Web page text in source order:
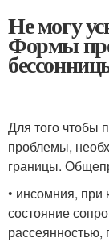
Не могу
Формы
Для того чтобы
проблемы,
границы.
• инсомния, при
состояние
рассеянностью,